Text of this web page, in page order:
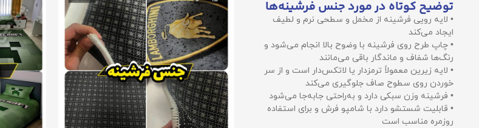
توضیح کوتاه در مورد جنس فرشینه‌ها
• لایه رویی فرشینه از مخمل و سطحی نرم و لطیف
ایجاد می‌کند
• چاپ طرح روی فرشینه با وضوح بالا انجام می‌شود و
رنگ‌ها شفاف و ماندگار باقی می‌مانند
• لایه زیرین معمولاً ترمزدار یا لاتکس‌دار است و از سر
خوردن روی سطوح صاف جلوگیری می‌کند
• فرشینه وزن سبکی دارد و به‌راحتی جابه‌جا می‌شود
• قابلیت شستشو دارد با شامپو فرش و برای استفاده
روزمره مناسب است